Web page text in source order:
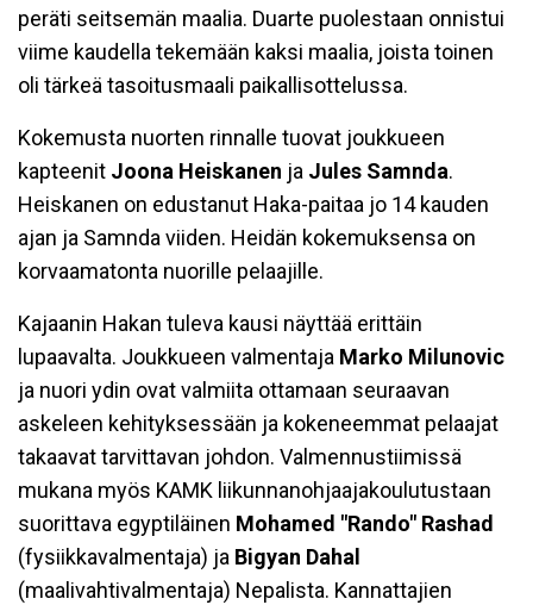
peräti seitsemän maalia. Duarte puolestaan onnistui
viime kaudella tekemään kaksi maalia, joista toinen
oli tärkeä tasoitusmaali paikallisottelussa.
Kokemusta nuorten rinnalle tuovat joukkueen
kapteenit Joona Heiskanen ja Jules Samnda.
Heiskanen on edustanut Haka-paitaa jo 14 kauden
ajan ja Samnda viiden. Heidän kokemuksensa on
korvaamatonta nuorille pelaajille.
Kajaanin Hakan tuleva kausi näyttää erittäin
lupaavalta. Joukkueen valmentaja Marko Milunovic
ja nuori ydin ovat valmiita ottamaan seuraavan
askeleen kehityksessään ja kokeneemmat pelaajat
takaavat tarvittavan johdon. Valmennustiimissä
mukana myös KAMK liikunnanohjaajakoulutustaan
suorittava egyptiläinen Mohamed "Rando" Rashad
(fysiikkavalmentaja) ja Bigyan Dahal
(maalivahtivalmentaja) Nepalista. Kannattajien